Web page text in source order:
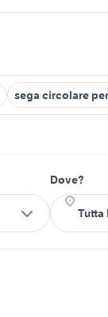
sega circolare
Dove?